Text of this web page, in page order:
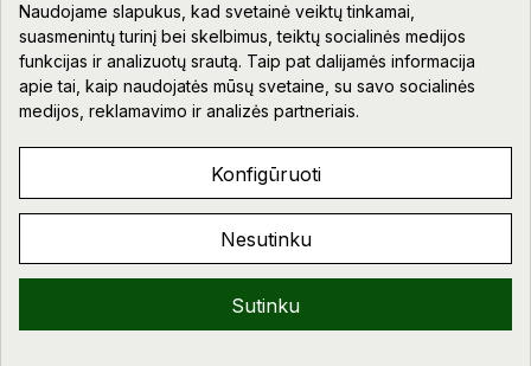
Taikos pr. 111-109, Klaipėda
+370 678 02418
info@aupre.lt
Facebook
AUPRE.LT © 2023 - 2026. VISOS TEISĖS SAUGOMOS.
Naudojame slapukus, kad svetainė veiktų tinkamai,
suasmenintų turinį bei skelbimus, teiktų socialinės medijos
funkcijas ir analizuotų srautą. Taip pat dalijamės informacija
apie tai, kaip naudojatės mūsų svetaine, su savo socialinės
medijos, reklamavimo ir analizės partneriais.
Konfigūruoti
Nesutinku
Sutinku